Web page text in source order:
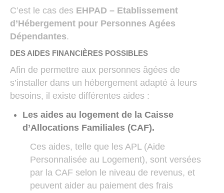
C’est le cas des EHPAD – Etablissement
d’Hébergement pour Personnes Agées
Dépendantes.
DES AIDES FINANCIÈRES POSSIBLES
Afin de permettre aux personnes âgées de
s’installer dans un hébergement adapté à leurs
besoins, il existe différentes aides :
Les aides au logement de la Caisse
d’Allocations Familiales (CAF).
Ces aides, telle que les APL (Aide
Personnalisée au Logement), sont versées
par la CAF selon le niveau de revenus, et
peuvent aider au paiement des frais